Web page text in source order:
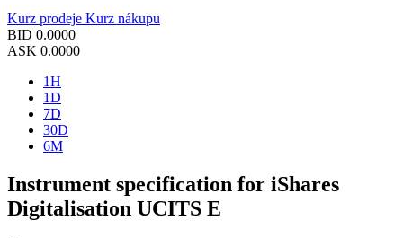
Kurz prodeje Kurz nákupu
BID 0.0000
ASK 0.0000
1H
1D
7D
30D
6M
Instrument specification for iShares
Digitalisation UCITS E